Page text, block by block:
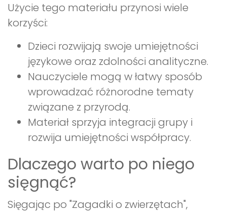
Użycie tego materiału przynosi wiele
korzyści:
Dzieci rozwijają swoje umiejętności
językowe oraz zdolności analityczne.
Nauczyciele mogą w łatwy sposób
wprowadzać różnorodne tematy
związane z przyrodą.
Materiał sprzyja integracji grupy i
rozwija umiejętności współpracy.
Dlaczego warto po niego
sięgnąć?
Sięgając po "Zagadki o zwierzętach",